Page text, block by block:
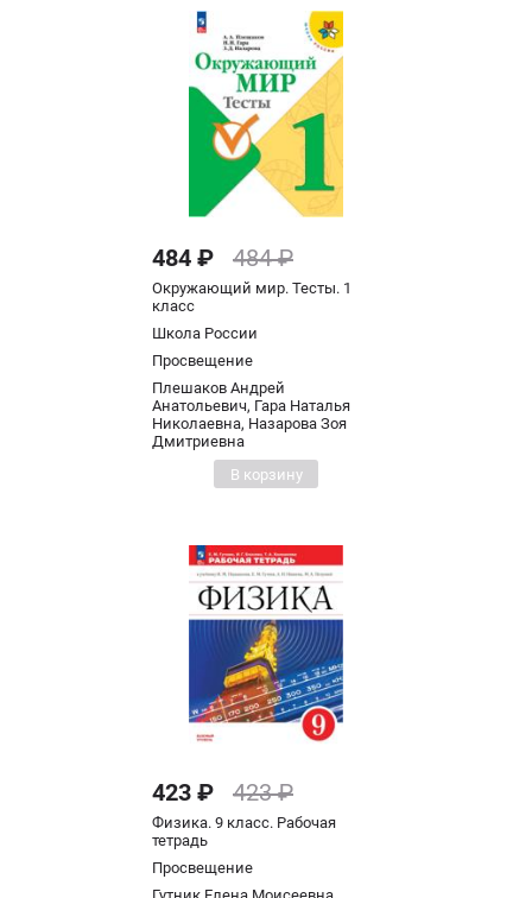
484 ₽ 484 ₽
Окружающий мир. Тесты. 1
класс
Школа России
Просвещение
Плешаков Андрей
Анатольевич, Гара Наталья
Николаевна, Назарова Зоя
Дмитриевна
В корзину
423 ₽ 423 ₽
Физика. 9 класс. Рабочая
тетрадь
Просвещение